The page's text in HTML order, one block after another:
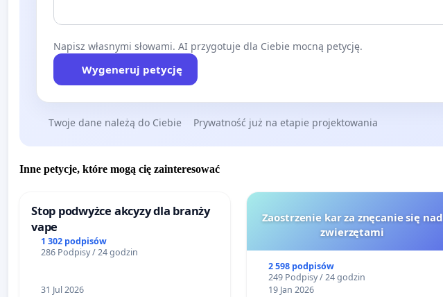
Napisz własnymi słowami. AI przygotuje dla Ciebie mocną petycję.
Wygeneruj petycję
Twoje dane należą do Ciebie Prywatność już na etapie projektowania
Inne petycje, które mogą cię zainteresować
Stop podwyżce akcyzy dla branży
vape
1 302 podpisów
286 Podpisy / 24 godzin
31 Jul 2026
Zaostrzenie kar za znęcanie się nad
zwierzętami
2 598 podpisów
249 Podpisy / 24 godzin
19 Jan 2026